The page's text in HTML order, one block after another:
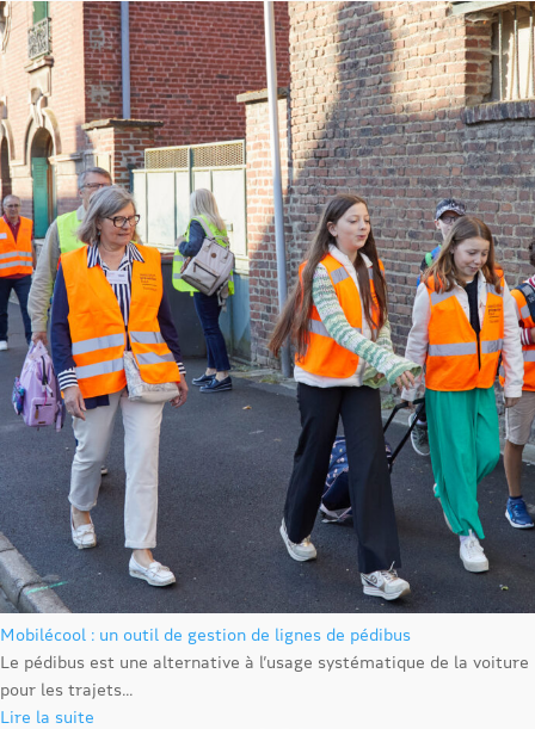
Mobilécool : un outil de gestion de lignes de pédibus
Le pédibus est une alternative à l’usage systématique de la voiture
pour les trajets...
Lire la suite